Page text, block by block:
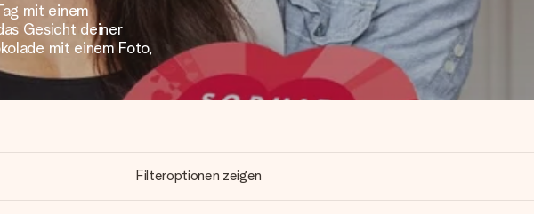
Reviews (Gesamtergebnis aller Länder, in die wir versenden).
mit einem
Gesicht deiner
mit einem Foto,
Filteroptionen zeigen